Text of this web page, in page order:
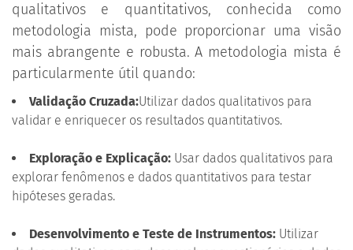
qualitativos e quantitativos, conhecida como
metodologia mista, pode proporcionar uma visão
mais abrangente e robusta. A metodologia mista é
particularmente útil quando:
Validação Cruzada:Utilizar dados qualitativos para
validar e enriquecer os resultados quantitativos.
Exploração e Explicação: Usar dados qualitativos para
explorar fenômenos e dados quantitativos para testar
hipóteses geradas.
Desenvolvimento e Teste de Instrumentos: Utilizar